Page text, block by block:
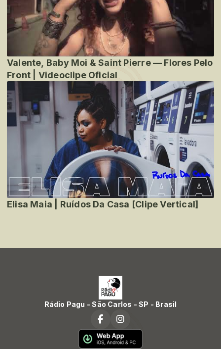
Valente, Baby Moi & Saint Pierre — Flores Pelo
Front | Videoclipe Oficial
Elisa Maia | Ruídos Da Casa [Clipe Vertical]
Rádio Pagu - São Carlos - SP - Brasil